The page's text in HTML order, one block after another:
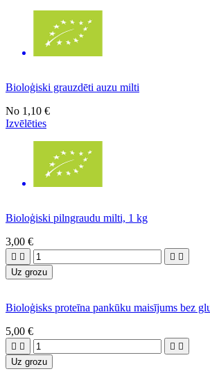
Bioloģiski grauzdēti auzu milti
No 1,10 €
Izvēlēties
Bioloģiski pilngraudu milti, 1 kg
3,00 €
   
Uz grozu
Bioloģisks proteīna pankūku maisījums bez
5,00 €
   
Uz grozu